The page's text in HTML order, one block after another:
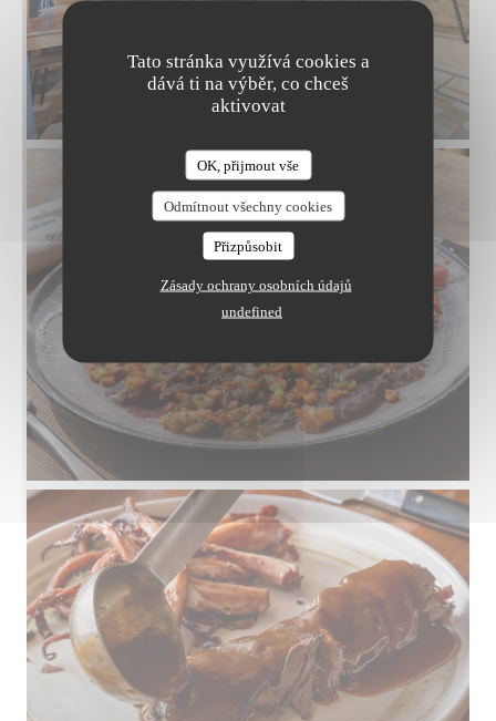
Tato stránka využívá cookies a
dává ti na výběr, co chceš
aktivovat
OK, přijmout vše
Odmítnout všechny cookies
Přizpůsobit
Zásady ochrany osobních údajů
undefined
LA TABLE DE MAX